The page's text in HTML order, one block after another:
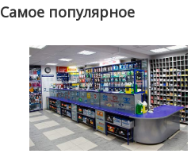
Самое популярное